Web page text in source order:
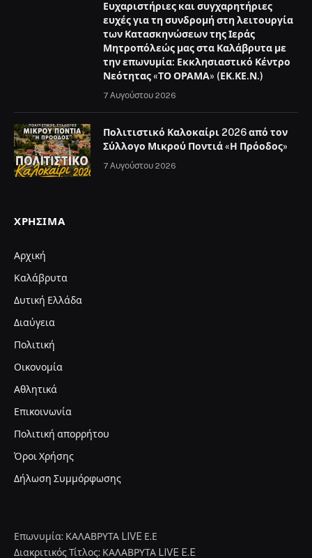
Ευχαριστήριες και συγχαρητήριες
ευχές για τη συνδρομή στη λειτουργία
των Κατασκηνώσεων της Ιεράς
Μητροπόλεώς μας στα Καλάβρυτα με
την επωνυμία: Εκκλησιαστικό Κέντρο
Νεότητας «ΤΟ ΟΡΑΜΑ» (ΕΚ.ΚΕ.Ν.)
7 Αυγούστου 2026
Πολιτιστικό Καλοκαίρι 2026 από τον
Σύλλογο Μικρού Ποντιά «Η Πρόοδος»
7 Αυγούστου 2026
ΧΡΉΣΙΜΑ
Αρχική
Καλάβρυτα
Δυτική Ελλάδα
Διαύγεια
Πολιτική
Οικονομία
Αθλητικά
Επικοινωνία
Πολιτική απορρήτου
Όροι Χρήσης
Δήλωση Συμμόρφωσης
Επωνυμία: ΚΑΛΑΒΡΥΤΑ LIVE Ε.Ε
Διακριτικός Τίτλος: ΚΑΛΑΒΡΥΤΑ LIVE E.E